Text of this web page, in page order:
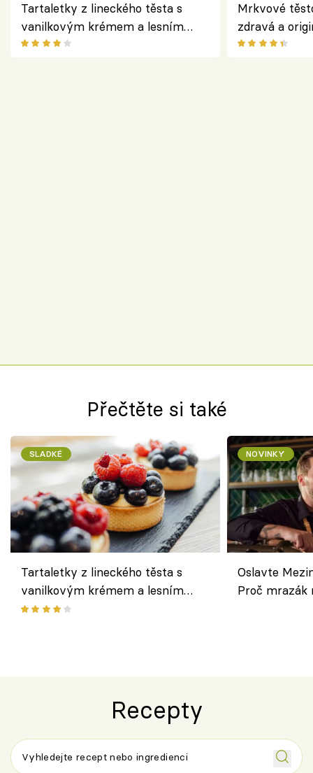
Tartaletky z lineckého těsta s
vanilkovým krémem a lesním
ovocem podle Bread Society
Mrkvové
zdravá a
klasiky
Přečtěte si také
SLADKÉ
Tartaletky z lineckého těsta s
vanilkovým krémem a lesním
ovocem podle Bread Society
NOVINKY
Oslavte
Proč
Recepty